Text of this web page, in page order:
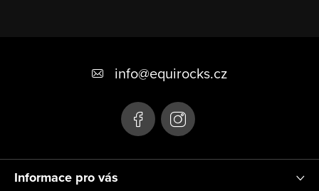
í
info@equirocks.cz
Informace pro vás